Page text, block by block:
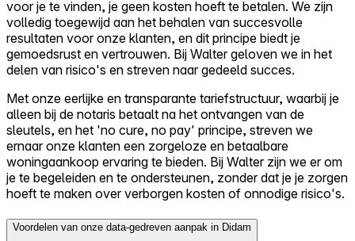
voor je te vinden, je geen kosten hoeft te betalen. We zijn
volledig toegewijd aan het behalen van succesvolle
resultaten voor onze klanten, en dit principe biedt je
gemoedsrust en vertrouwen. Bij Walter geloven we in het
delen van risico's en streven naar gedeeld succes.
Met onze eerlijke en transparante tariefstructuur, waarbij je
alleen bij de notaris betaalt na het ontvangen van de
sleutels, en het 'no cure, no pay' principe, streven we
ernaar onze klanten een zorgeloze en betaalbare
woningaankoop ervaring te bieden. Bij Walter zijn we er om
je te begeleiden en te ondersteunen, zonder dat je je zorgen
hoeft te maken over verborgen kosten of onnodige risico's.
Voordelen van onze data-gedreven aanpak in Didam